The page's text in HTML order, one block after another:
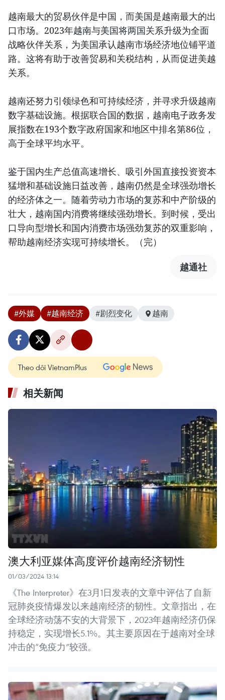
越南最大的贸易伙伴是中国，而美国是越南最大的出
口市场。2023年越南与美国将两国关系升级为全面
战略伙伴关系，为美国承认越南市场经济地位铺平道
路。这将有助于改善贸易和关税结构，从而促进美越
关系。
越南还努力引领绿色和可持续经济，并寻求升级越南
数字基础设施。根据联合国的数据，越南电子政务发
展指数在193个数字政府国家和地区中排名第86位，
高于全球平均水平。
鉴于国内生产总值高速增长、吸引外国直接投资资本
猛增和基础设施日益改善，越南仍然是全球强劲增长
的经济体之一。随着劳动力市场的复苏和中产阶级的
壮大，越南国内消费将继续强劲增长。到时候，受出
口导向型增长和国内消费市场强劲复苏的双重影响，
帮助越南经济实现可持续增长。（完）
越通社
#外媒 #越南经济 #剧烈变化 越南
Theo dõi VietnamPlus
相关新闻
澳大利亚媒体高度评价越南经济韧性
01/03/2024 13:14
《The Interpreter》在3月1日发表的文章中评估了自新
冠肺炎疫情爆发以来越南经济的韧性。文章指出，在
全球经济动荡不安的大背景下，2023年越南经济仍保
持稳定，实现增长5.1%。其主要原因在于越南对全球
冲击的“免疫力”较强。